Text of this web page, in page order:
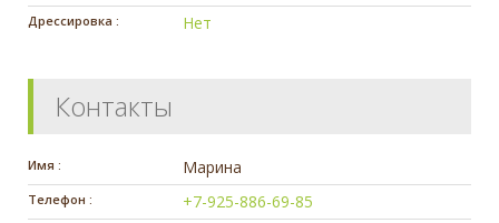
Дрессировка : Нет
Контакты
Имя : Марина
Телефон : +7-925-886-69-85